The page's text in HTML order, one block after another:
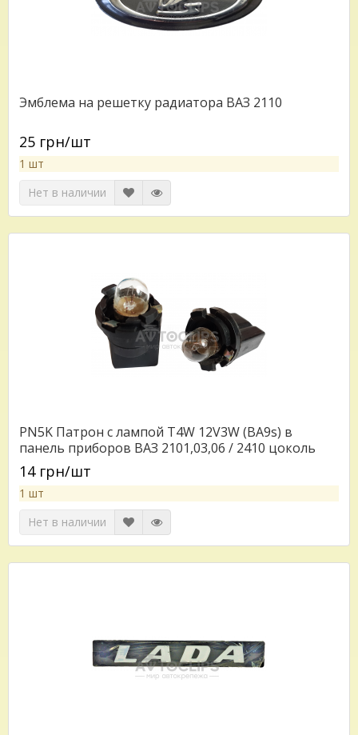
Эмблема на решетку радиатора ВАЗ 2110
25 грн/шт
1 шт
Нет в наличии
PN5K Патрон с лампой T4W 12V3W (ВА9s) в
панель приборов ВАЗ 2101,03,06 / 2410 цоколь
14 грн/шт
1 шт
Нет в наличии